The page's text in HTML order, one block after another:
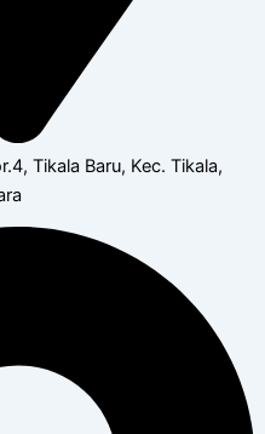
Tikala Baru, Kec. Tikala,